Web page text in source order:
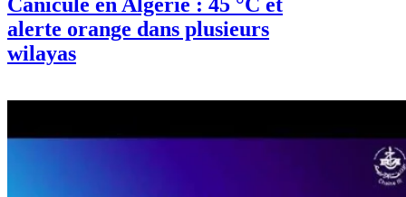
Canicule en Algérie : 45 °C et
alerte orange dans plusieurs
wilayas